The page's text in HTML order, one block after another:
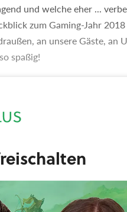
und welche eher ...
zum Gaming-Jahr
an unsere Gäste, an
spaßig!
für Vorschläge oder